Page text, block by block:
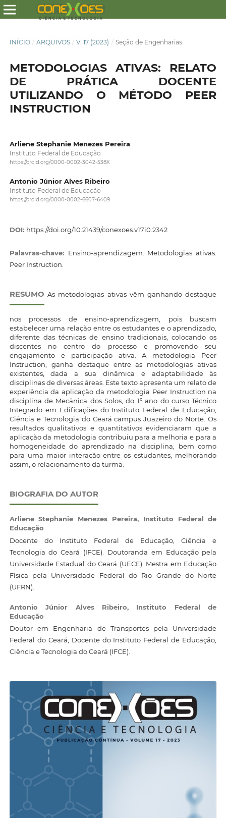
INÍCIO / ARQUIVOS / V. 17 (2023) / Seção de Engenharias
METODOLOGIAS ATIVAS: RELATO
DE PRÁTICA DOCENTE
UTILIZANDO O MÉTODO PEER
INSTRUCTION
Arliene Stephanie Menezes Pereira
Instituto Federal de Educação
https://orcid.org/0000-0002-3042-538X
Antonio Júnior Alves Ribeiro
Instituto Federal de Educação
https://orcid.org/0000-0002-6607-6409
DOI: https://doi.org/10.21439/conexoes.v17i0.2342
Palavras-chave: Ensino-aprendizagem. Metodologias ativas.
Peer Instruction.
RESUMO As metodologias ativas vêm ganhando destaque
nos processos de ensino-aprendizagem, pois buscam
estabelecer uma relação entre os estudantes e o aprendizado,
diferente das técnicas de ensino tradicionais, colocando os
discentes no centro do processo e promovendo seu
engajamento e participação ativa. A metodologia Peer
Instruction, ganha destaque entre as metodologias ativas
existentes, dada a sua dinâmica e adaptabilidade às
disciplinas de diversas áreas. Este texto apresenta um relato de
experiência da aplicação da metodologia Peer Instruction na
disciplina de Mecânica dos Solos, do 1º ano do curso Técnico
Integrado em Edificações do Instituto Federal de Educação,
Ciência e Tecnologia do Ceará campus Juazeiro do Norte. Os
resultados qualitativos e quantitativos evidenciaram que a
aplicação da metodologia contribuiu para a melhoria e para a
homogeneidade do aprendizado na disciplina, bem como
para uma maior interação entre os estudantes, melhorando
assim, o relacionamento da turma.
BIOGRAFIA DO AUTOR
Arliene Stephanie Menezes Pereira, Instituto Federal de
Educação
Docente do Instituto Federal de Educação, Ciência e
Tecnologia do Ceará (IFCE). Doutoranda em Educação pela
Universidade Estadual do Ceará (UECE). Mestra em Educação
Física pela Universidade Federal do Rio Grande do Norte
(UFRN).
Antonio Júnior Alves Ribeiro, Instituto Federal de
Educação
Doutor em Engenharia de Transportes pela Universidade
Federal do Ceará, Docente do Instituto Federal de Educação,
Ciência e Tecnologia do Ceará (IFCE).